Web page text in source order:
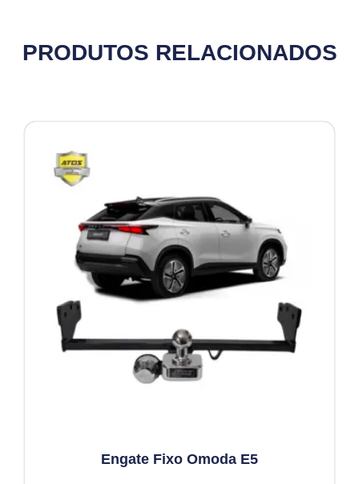
PRODUTOS RELACIONADOS
Engate Fixo Omoda E5